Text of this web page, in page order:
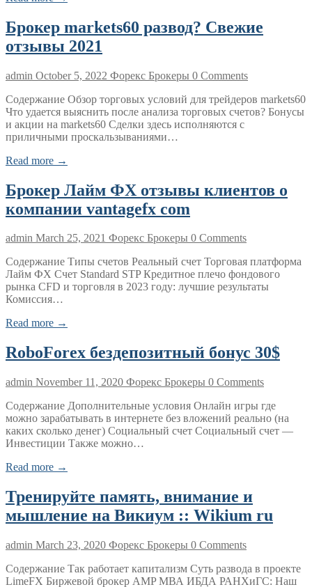
Брокер markets60 развод? Свежие
отзывы 2021
admin October 5, 2022 Форекс Брокеры 0 Comments
Содержание Обзор торговых условий для трейдеров markets60
Что удается выяснить после анализа торговых счетов? Бонусы
и акции на markets60 Сделки здесь исполняются с
приличными проскальзываниями…
Read more →
Брокер Лайм ФХ отзывы клиентов о
компании vantagefx com
admin March 25, 2021 Форекс Брокеры 0 Comments
Содержание Типы счетов Реальный счет Торговая платформа
Лайм ФХ Счет Standard STP Кредитное плечо фондового
рынка CFD и торговля в 2023 году: лучшие результаты
Комиссия…
Read more →
RoboForex бездепозитный бонус 30$
admin November 11, 2020 Форекс Брокеры 0 Comments
Содержание Дополнительные условия Онлайн игры где
можно зарабатывать в интернете без вложений реально (на
каких сколько денег) Социальный счет Социальный счет —
Инвестиции Также можно…
Read more →
Тренируйте память, внимание и
мышление на Викиум :: Wikium ru
admin March 23, 2020 Форекс Брокеры 0 Comments
Содержание Так работает капитализм⁠⁠ Суть развода в проекте
LimeFX Биржевой брокер AMP МВА ИБДА РАНХиГС: Наш